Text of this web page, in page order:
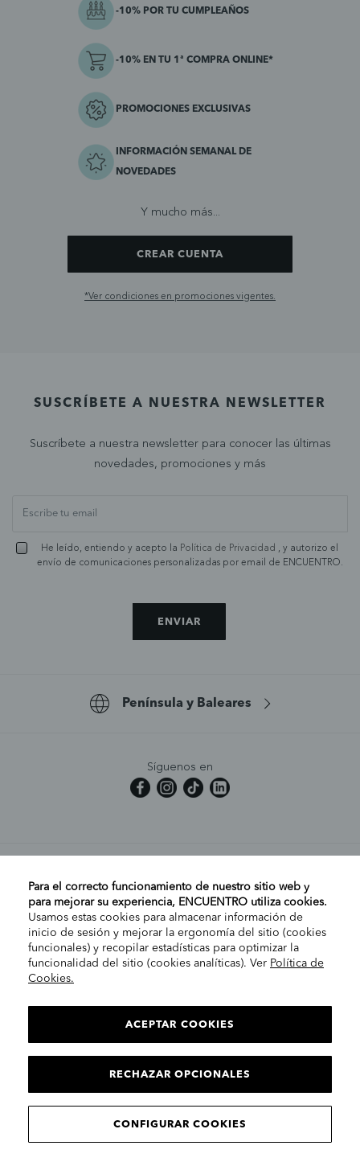
Contacto
-10% POR TU CUMPLEAÑOS
-10% EN TU 1ª COMPRA ONLINE*
PROMOCIONES EXCLUSIVAS
INFORMACIÓN SEMANAL DE
NOVEDADES
Y mucho más...
CREAR CUENTA
*Ver condiciones en promociones vigentes.
SUSCRÍBETE A NUESTRA NEWSLETTER
Suscríbete a nuestra newsletter para conocer las últimas
novedades, promociones y más
He leído, entiendo y acepto la Política de Privacidad , y autorizo el
envío de comunicaciones personalizadas por email de ENCUENTRO.
ENVIAR
Península y Baleares
Síguenos en
MI CUENTA
AYUDA
EMPRESA
INFORMACIÓN LEGAL
© 2025 Encuentro Moda. Todos los derechos reservados.
Para el correcto funcionamiento de nuestro sitio web y
para mejorar su experiencia, ENCUENTRO utiliza cookies.
Usamos estas cookies para almacenar información de
inicio de sesión y mejorar la ergonomía del sitio (cookies
funcionales) y recopilar estadísticas para optimizar la
funcionalidad del sitio (cookies analíticas). Ver Política de
Cookies.
ACEPTAR COOKIES
RECHAZAR OPCIONALES
CONFIGURAR COOKIES